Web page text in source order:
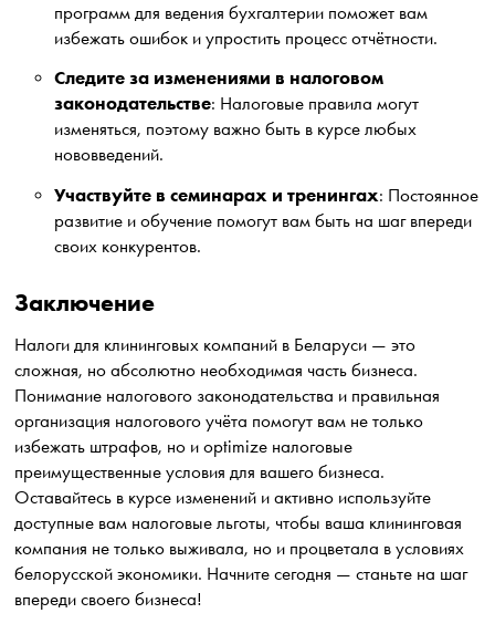
программ для ведения бухгалтерии поможет вам
избежать ошибок и упростить процесс отчётности.
Следите за изменениями в налоговом
законодательстве: Налоговые правила могут
изменяться, поэтому важно быть в курсе любых
нововведений.
Участвуйте в семинарах и тренингах: Постоянное
развитие и обучение помогут вам быть на шаг впереди
своих конкурентов.
Заключение
Налоги для клининговых компаний в Беларуси — это
сложная, но абсолютно необходимая часть бизнеса.
Понимание налогового законодательства и правильная
организация налогового учёта помогут вам не только
избежать штрафов, но и optimize налоговые
преимущественные условия для вашего бизнеса.
Оставайтесь в курсе изменений и активно используйте
доступные вам налоговые льготы, чтобы ваша клининговая
компания не только выживала, но и процветала в условиях
белорусской экономики. Начните сегодня — станьте на шаг
впереди своего бизнеса!